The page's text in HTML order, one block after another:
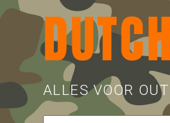
ALLES VOOR